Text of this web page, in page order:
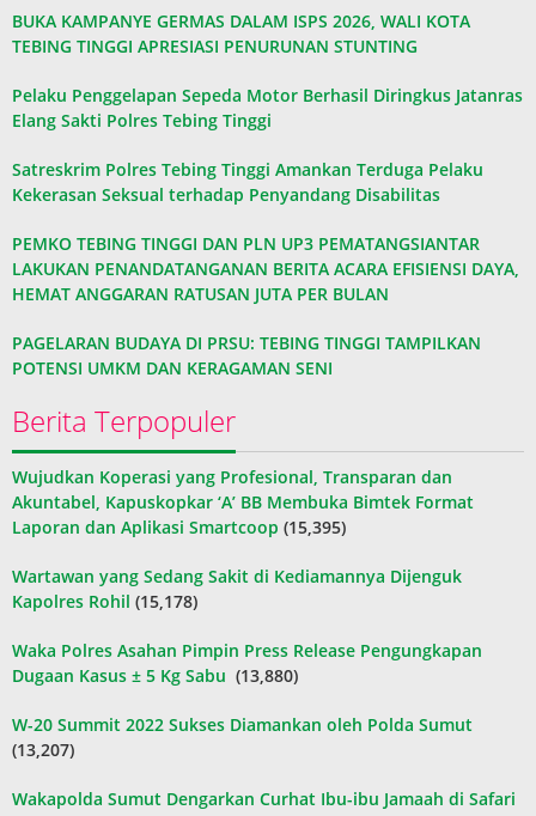
BUKA KAMPANYE GERMAS DALAM ISPS 2026, WALI KOTA
TEBING TINGGI APRESIASI PENURUNAN STUNTING
Pelaku Penggelapan Sepeda Motor Berhasil Diringkus Jatanras
Elang Sakti Polres Tebing Tinggi
Satreskrim Polres Tebing Tinggi Amankan Terduga Pelaku
Kekerasan Seksual terhadap Penyandang Disabilitas
PEMKO TEBING TINGGI DAN PLN UP3 PEMATANGSIANTAR
LAKUKAN PENANDATANGANAN BERITA ACARA EFISIENSI DAYA,
HEMAT ANGGARAN RATUSAN JUTA PER BULAN
PAGELARAN BUDAYA DI PRSU: TEBING TINGGI TAMPILKAN
POTENSI UMKM DAN KERAGAMAN SENI
Berita Terpopuler
Wujudkan Koperasi yang Profesional, Transparan dan
Akuntabel, Kapuskopkar ‘A’ BB Membuka Bimtek Format
Laporan dan Aplikasi Smartcoop (15,395)
Wartawan yang Sedang Sakit di Kediamannya Dijenguk
Kapolres Rohil (15,178)
Waka Polres Asahan Pimpin Press Release Pengungkapan
Dugaan Kasus ± 5 Kg Sabu (13,880)
W-20 Summit 2022 Sukses Diamankan oleh Polda Sumut
(13,207)
Wakapolda Sumut Dengarkan Curhat Ibu-ibu Jamaah di Safari